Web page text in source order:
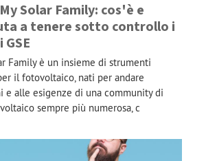
Solar Family: cos'è e
a tenere sotto controllo i
Family è un insieme di strumenti
il fotovoltaico, nati per andare
e alle esigenze di una community di
sempre più numerosa, c